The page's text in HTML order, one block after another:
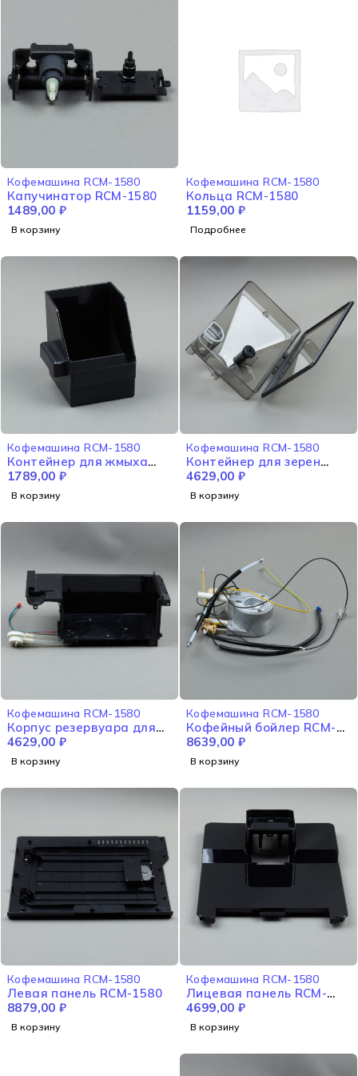
Кофемашина RCM-1580
Капучинатор RCM-1580
1489,00 ₽
В корзину
Кофемашина RCM-1580
Кольца RCM-1580
1159,00 ₽
Подробнее
Кофемашина RCM-1580
Контейнер для жмыха
RCM-1580
1789,00 ₽
В корзину
Кофемашина RCM-1580
Контейнер для зерен
RCM-1580
4629,00 ₽
В корзину
Кофемашина RCM-1580
Корпус резервуара для
воды RCM-1580
4629,00 ₽
В корзину
Кофемашина RCM-1580
Кофейный бойлер RCM-
1580
8639,00 ₽
В корзину
Кофемашина RCM-1580
Левая панель RCM-1580
8879,00 ₽
В корзину
Кофемашина RCM-1580
Лицевая панель RCM-
1580
4699,00 ₽
В корзину